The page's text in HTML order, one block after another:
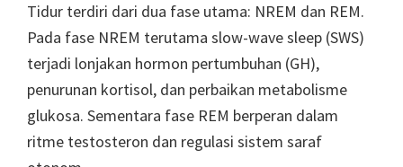
Tidur terdiri dari dua fase utama: NREM dan REM.
Pada fase NREM terutama slow-wave sleep (SWS)
terjadi lonjakan hormon pertumbuhan (GH),
penurunan kortisol, dan perbaikan metabolisme
glukosa. Sementara fase REM berperan dalam
ritme testosteron dan regulasi sistem saraf